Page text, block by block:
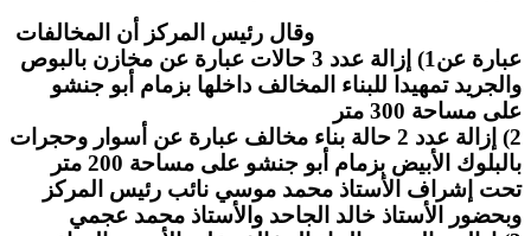
وقال رئيس المركز أن المخالفات
عبارة عن1) إزالة عدد 3 حالات عبارة عن مخازن بالبوص
والجريد تمهيدا للبناء المخالف داخلها بزمام أبو جنشو
على مساحة 300 متر
2) إزالة عدد 2 حالة بناء مخالف عبارة عن أسوار وحجرات
بالبلوك الأبيض بزمام أبو جنشو على مساحة 200 متر
تحت إشراف الأستاذ محمد موسي نائب رئيس المركز
وبحضور الأستاذ خالد الجاحد والأستاذ محمد عجمي